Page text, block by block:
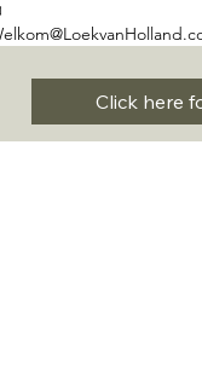
Click here